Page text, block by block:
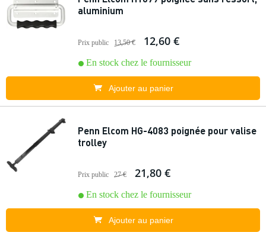
aluminium
Prix public 13,50 € 12,60 €
En stock chez le fournisseur
Ajouter au panier
Penn Elcom HG-4083 poignée pour valise
trolley
Prix public 27 € 21,80 €
En stock chez le fournisseur
Ajouter au panier